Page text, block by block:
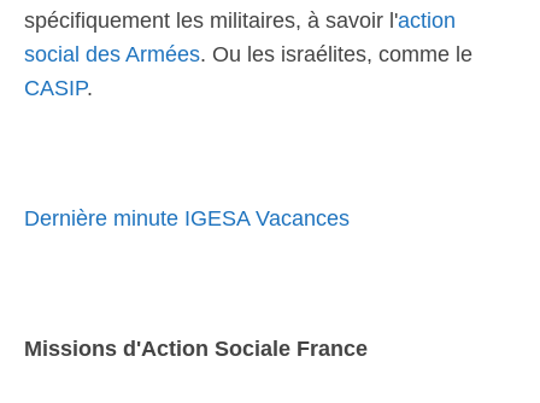
spécifiquement les militaires, à savoir l'action
social des Armées. Ou les israélites, comme le
CASIP.
Dernière minute IGESA Vacances
Missions d'Action Sociale France